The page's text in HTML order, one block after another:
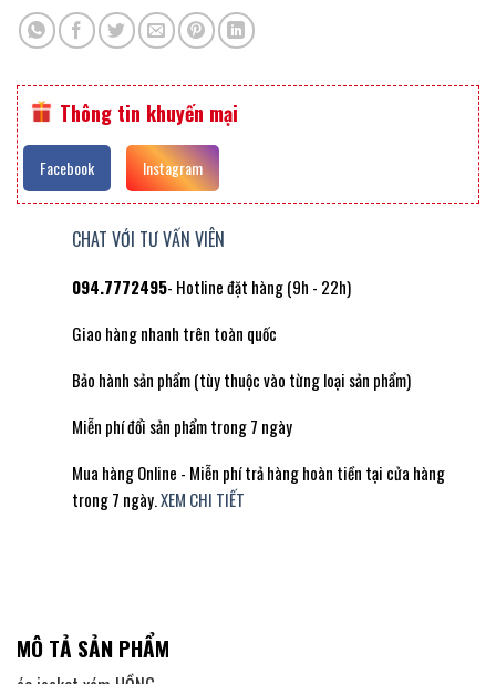
Thông tin khuyến mại
Facebook Instagram
CHAT VỚI TƯ VẤN VIÊN
094.7772495- Hotline đặt hàng (9h - 22h)
Giao hàng nhanh trên toàn quốc
Bảo hành sản phẩm (tùy thuộc vào từng loại sản phẩm)
Miễn phí đổi sản phẩm trong 7 ngày
Mua hàng Online - Miễn phí trả hàng hoàn tiền tại cửa hàng
trong 7 ngày.XEM CHI TIẾT
MÔ TẢ SẢN PHẨM